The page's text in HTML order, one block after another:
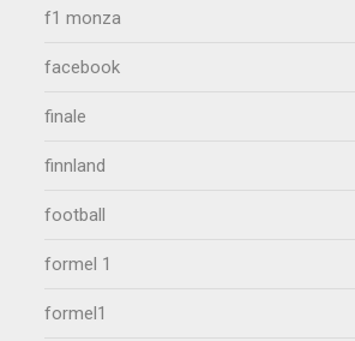
f1 monza
facebook
finale
finnland
football
formel 1
formel1